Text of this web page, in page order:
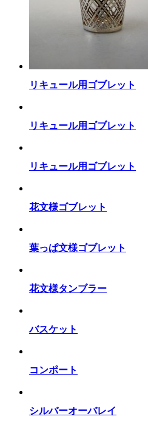
リキュール用ゴブレット
リキュール用ゴブレット
リキュール用ゴブレット
花文様ゴブレット
葉っぱ文様ゴブレット
花文様タンブラー
バスケット
コンポート
シルバーオーバレイ